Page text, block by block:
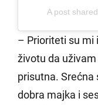
A post
– Prioriteti su mi
životu da
prisutna. Srećna
dobra majka i